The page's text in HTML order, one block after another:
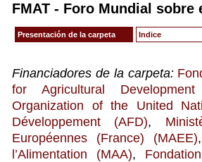
FMAT - Foro Mundial sobre
Presentación de la carpeta Indice
Financiadores de la carpeta:
for Agricultural
Organization of the United
Développement (AFD),
Européennes (France) (MAEE)
l’Alimentation (MAA),